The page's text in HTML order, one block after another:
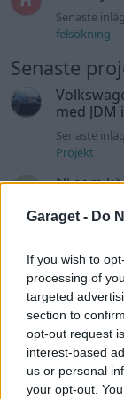
Garaget - Do
If you wish to
processing of
targeted
section to
opt-out request
interest-based
us or personal
your opt-out.
Senaste
felsökning
Senaste
med
Senaste
Projekt
Ni som
Senaste
delar
Senaste
Huggern
Senaste
Camaro
Senaste